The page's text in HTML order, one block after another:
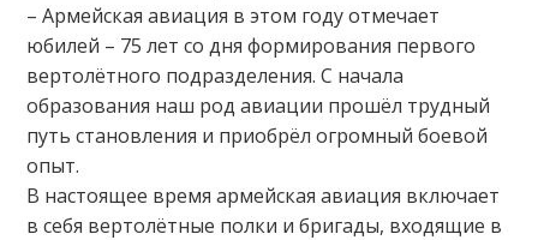
– Армейская авиация в этом году отмечает
юбилей – 75 лет со дня формирования первого
вертолётного подразделения. С начала
образования наш род авиации прошёл трудный
путь становления и приобрёл огромный боевой
опыт.
В настоящее время армейская авиация включает
в себя вертолётные полки и бригады, входящие в